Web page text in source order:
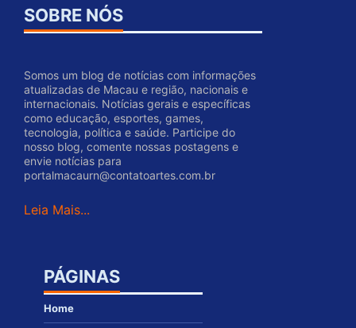
SOBRE NÓS
Somos um blog de notícias com informações
atualizadas de Macau e região, nacionais e
internacionais. Notícias gerais e específicas
como educação, esportes, games,
tecnologia, política e saúde. Participe do
nosso blog, comente nossas postagens e
envie notícias para
portalmacaurn@contatoartes.com.br
Leia Mais...
PÁGINAS
Home